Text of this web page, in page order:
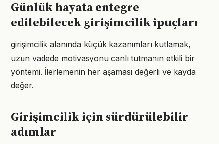
Günlük hayata entegre
edilebilecek girişimcilik ipuçları
girişimcilik alanında küçük kazanımları kutlamak,
uzun vadede motivasyonu canlı tutmanın etkili bir
yöntemi. İlerlemenin her aşaması değerli ve kayda
değer.
Girişimcilik için sürdürülebilir
adımlar